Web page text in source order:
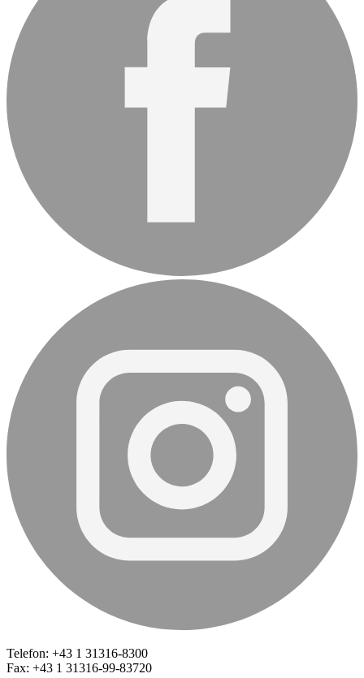
Telefon: +43 1 31316-8300
Fax: +43 1 31316-99-83720